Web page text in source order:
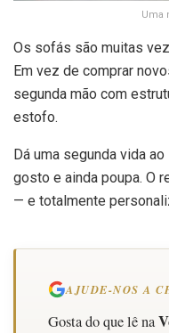
Uma
Os sofás são muitas
Em vez de comprar
segunda mão com
estofo.
Dá uma segunda vida
gosto e ainda poupa. O
— e totalmente
AJUDE-NOS A
Gosta do que lê na